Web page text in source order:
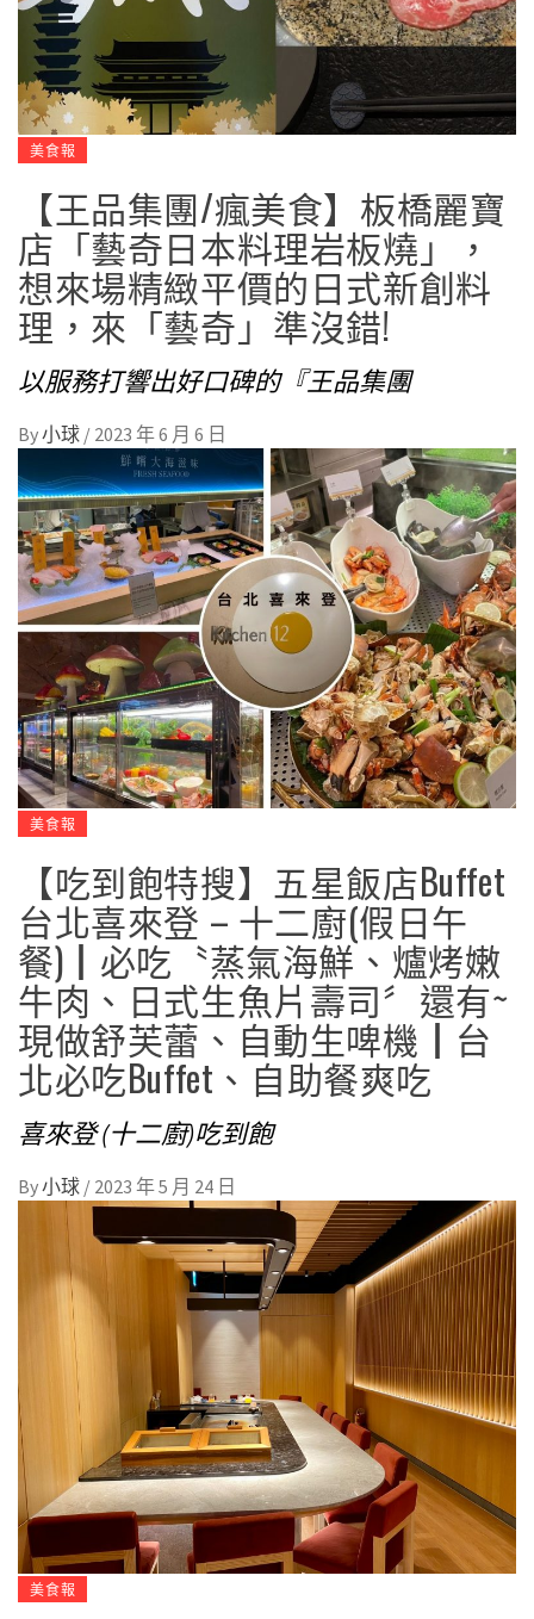
美食報
【王品集團/瘋美食】板橋麗寶
店「藝奇日本料理岩板燒」，
想來場精緻平價的日式新創料
理，來「藝奇」準沒錯!
以服務打響出好口碑的『王品集團
By小球 / 2023 年 6 月 6 日
美食報
【吃到飽特搜】五星飯店Buffet
台北喜來登 – 十二廚(假日午
餐)┃必吃〝蒸氣海鮮、爐烤嫩
牛肉、日式生魚片壽司〞還有~
現做舒芙蕾、自動生啤機┃台
北必吃Buffet、自助餐爽吃
喜來登 (十二廚)吃到飽
By小球 / 2023 年 5 月 24 日
美食報